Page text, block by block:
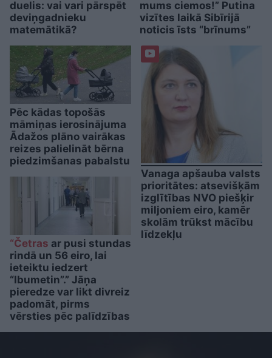
duelis: vai vari pārspēt
deviņgadnieku
matemātikā?
mums ciemos!” Putina
vizītes laikā Sibīrijā
noticis īsts “brīnums”
Pēc kādas topošās
māmiņas ierosinājuma
Ādažos plāno vairākas
reizes palielināt bērna
piedzimšanas pabalstu
“Četras ar pusi stundas
rindā un 56 eiro, lai
ieteiktu iedzert
“Ibumetin”.” Jāņa
pieredze var likt divreiz
padomāt, pirms
vērsties pēc palīdzības
Vanaga apšauba valsts
prioritātes: atsevišķām
izglītības NVO piešķir
miljoniem eiro, kamēr
skolām trūkst mācību
līdzekļu